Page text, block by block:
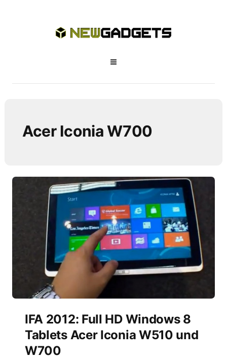
Acer Iconia W700
IFA 2012: Full HD Windows 8
Tablets Acer Iconia W510 und
W700